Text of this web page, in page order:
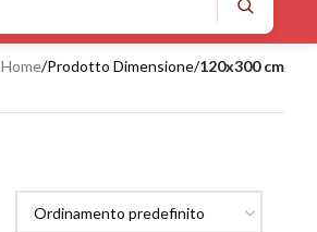
Home/Prodotto Dimensione/120x300 cm